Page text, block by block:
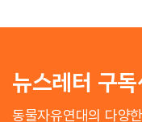
뉴스레터 구
동물자유연대의 다양